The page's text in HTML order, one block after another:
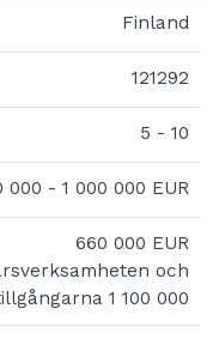
Finland
121292
5 - 10
000 - 1 000 000 EUR
660 000 EUR
och
1 100 000